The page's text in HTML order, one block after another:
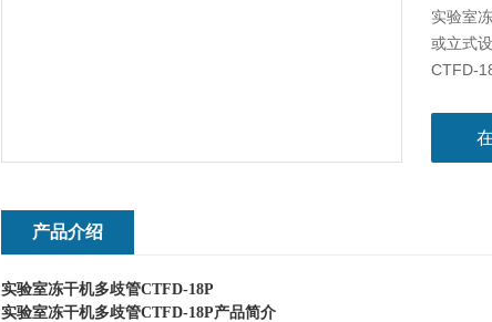
实验室
或立式
CTFD-
等。在
产品介绍
实验室冻干机多歧管CTFD-18P
实验室冻干机多歧管CTFD-18P产品简介